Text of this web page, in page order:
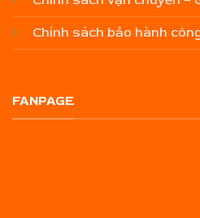
Chính sách bảo hành
FANPAGE